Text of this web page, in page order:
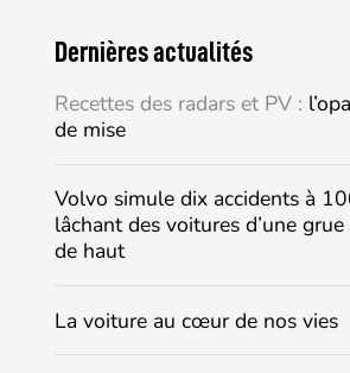
Dernières actualités
Recettes des radars et PV :
de mise
Volvo simule dix accidents à
lâchant des voitures d’une
de haut
La voiture au cœur de nos vies